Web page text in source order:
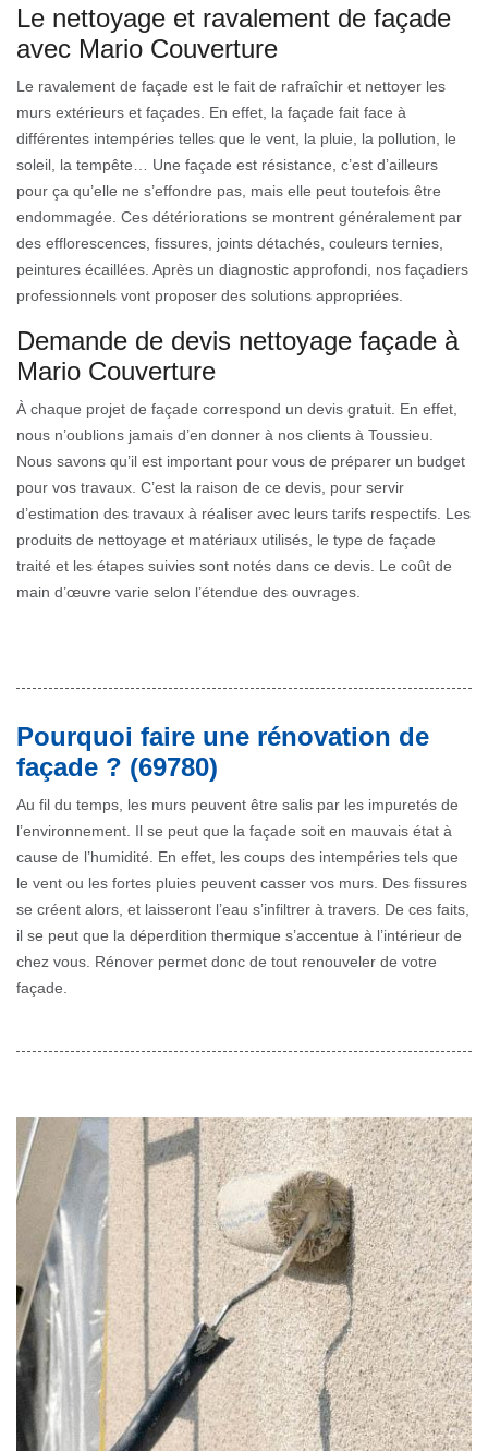
Le nettoyage et ravalement de façade
avec Mario Couverture
Le ravalement de façade est le fait de rafraîchir et nettoyer les
murs extérieurs et façades. En effet, la façade fait face à
différentes intempéries telles que le vent, la pluie, la pollution, le
soleil, la tempête… Une façade est résistance, c’est d’ailleurs
pour ça qu’elle ne s’effondre pas, mais elle peut toutefois être
endommagée. Ces détériorations se montrent généralement par
des efflorescences, fissures, joints détachés, couleurs ternies,
peintures écaillées. Après un diagnostic approfondi, nos façadiers
professionnels vont proposer des solutions appropriées.
Demande de devis nettoyage façade à
Mario Couverture
À chaque projet de façade correspond un devis gratuit. En effet,
nous n’oublions jamais d’en donner à nos clients à Toussieu.
Nous savons qu’il est important pour vous de préparer un budget
pour vos travaux. C’est la raison de ce devis, pour servir
d’estimation des travaux à réaliser avec leurs tarifs respectifs. Les
produits de nettoyage et matériaux utilisés, le type de façade
traité et les étapes suivies sont notés dans ce devis. Le coût de
main d’œuvre varie selon l’étendue des ouvrages.
Pourquoi faire une rénovation de
façade ? (69780)
Au fil du temps, les murs peuvent être salis par les impuretés de
l’environnement. Il se peut que la façade soit en mauvais état à
cause de l’humidité. En effet, les coups des intempéries tels que
le vent ou les fortes pluies peuvent casser vos murs. Des fissures
se créent alors, et laisseront l’eau s’infiltrer à travers. De ces faits,
il se peut que la déperdition thermique s’accentue à l’intérieur de
chez vous. Rénover permet donc de tout renouveler de votre
façade.